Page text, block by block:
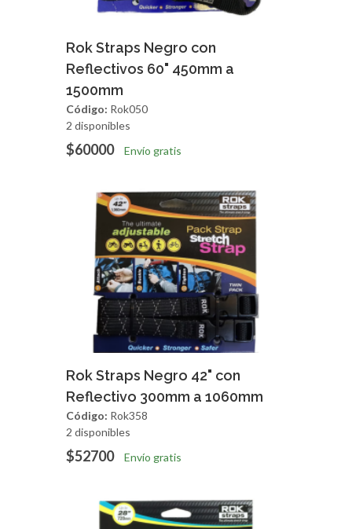
Agregar Vista Rapida
Rok Straps Negro con
Reflectivos 60" 450mm a
1500mm
Código: Rok050
2 disponibles
$60000 Envío gratis
Agregar Vista Rapida
Rok Straps Negro 42" con
Reflectivo 300mm a 1060mm
Código: Rok358
2 disponibles
$52700 Envío gratis